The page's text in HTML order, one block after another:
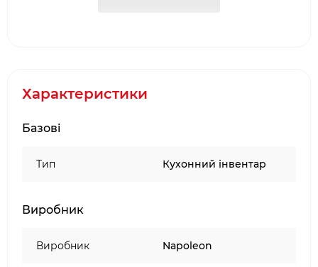
рушників в літній кухні Napoleon Oasis.
регульовані ноги.
Характеристики
Базові
Тип Кухонний інвентар
Виробник
Виробник Napoleon